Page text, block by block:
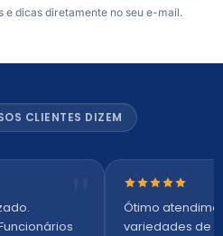
e dicas diretamente no seu e-mail.
CLIENTES DIZEM
Nota 5 de 5
Ótimo
variedades de